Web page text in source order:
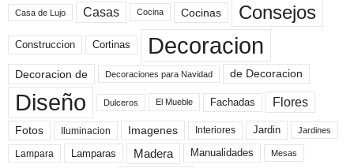
Casa de Lujo Casas Cocina Cocinas Consejos
Construccion Cortinas Decoracion
Decoracion de Decoraciones para Navidad de Decoracion
Diseño Dulceros El Mueble Fachadas Flores
Fotos Iluminacion Imagenes Interiores Jardin Jardines
Lampara Lamparas Madera Manualidades Mesas